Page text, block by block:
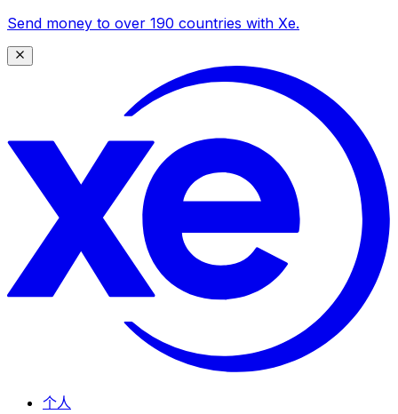
Send money to over 190 countries with Xe.
个人